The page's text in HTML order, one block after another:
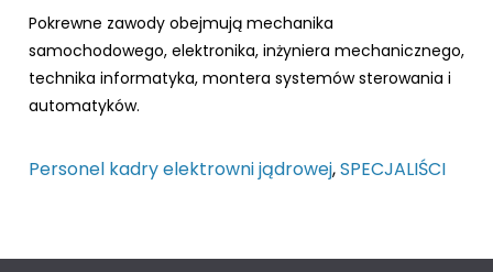
Pokrewne zawody obejmują mechanika
samochodowego, elektronika, inżyniera mechanicznego,
technika informatyka, montera systemów sterowania i
automatyków.
Personel kadry elektrowni jądrowej,SPECJALIŚCI